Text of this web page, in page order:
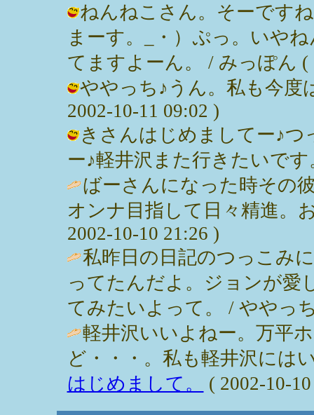
ねんねこさん。そーです
まーす。_・）ぷっ。いや
てますよーん。 / みっぽん (
ややっち♪うん。私も今度
2002-10-11 09:02 )
きさんはじめましてー♪つ
ー♪軽井沢また行きたいです
ばーさんになった時その
オンナ目指して日々精進。
2002-10-10 21:26 )
私昨日の日記のつっこみ
ってたんだよ。ジョンが愛
てみたいよって。 / ややっ
軽井沢いいよねー。万平
ど・・・。私も軽井沢には
はじめまして。
( 2002-10-